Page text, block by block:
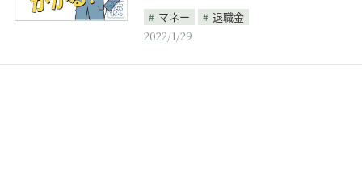
マネー
退職金
2022/1/29